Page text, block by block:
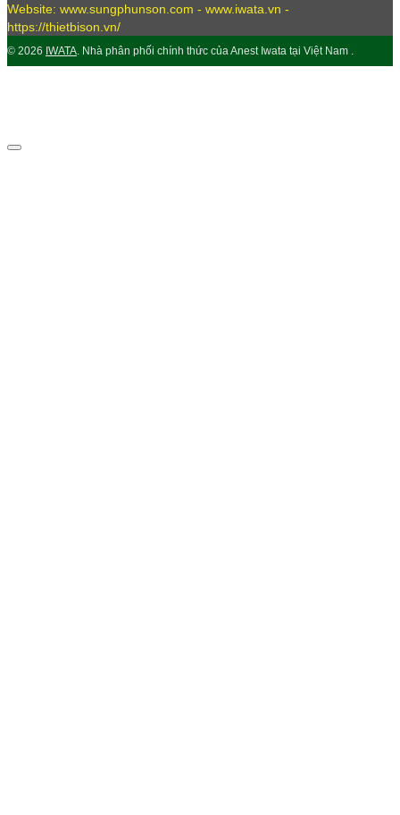
Website: www.sungphunson.com - www.iwata.vn -
https://thietbison.vn/
© 2026 IWATA. Nhà phân phối chính thức của Anest Iwata tại Việt Nam .